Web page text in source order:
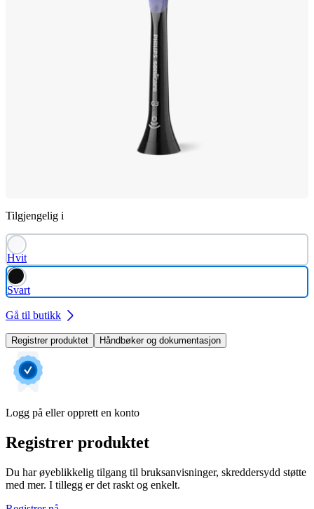
Tilgjengelig i
Hvit
Svart
Gå til butikk
Registrer produktet Håndbøker og dokumentasjon
Logg på eller opprett en konto
Registrer produktet
Du har øyeblikkelig tilgang til bruksanvisninger, skreddersydd støtte
med mer. I tillegg er det raskt og enkelt.